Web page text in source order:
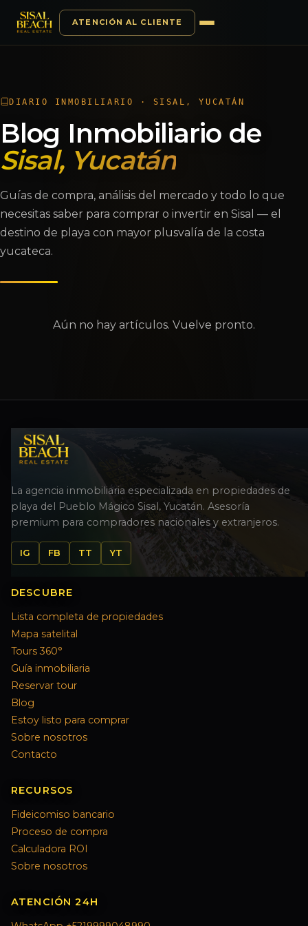
ATENCIÓN AL CLIENTE
DIARIO INMOBILIARIO · SISAL, YUCATÁN
Blog Inmobiliario de
Sisal, Yucatán
Guías de compra, análisis del mercado y todo lo que
necesitas saber para comprar o invertir en Sisal — el
destino de playa con mayor plusvalía de la costa
yucateca.
Aún no hay artículos. Vuelve pronto.
La agencia inmobiliaria especializada en propiedades de
playa del Pueblo Mágico Sisal, Yucatán. Asesoría
premium para compradores nacionales y extranjeros.
IG FB TT YT
DESCUBRE
Lista completa de propiedades
Mapa satelital
Tours 360°
Guía inmobiliaria
Reservar tour
Blog
Estoy listo para comprar
Sobre nosotros
Contacto
RECURSOS
Fideicomiso bancario
Proceso de compra
Calculadora ROI
Sobre nosotros
ATENCIÓN 24H